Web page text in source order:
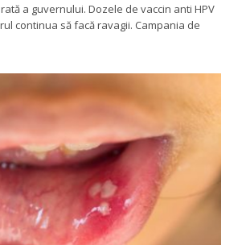
a guvernului. Dozele de vaccin anti HPV
continua să facă ravagii. Campania de